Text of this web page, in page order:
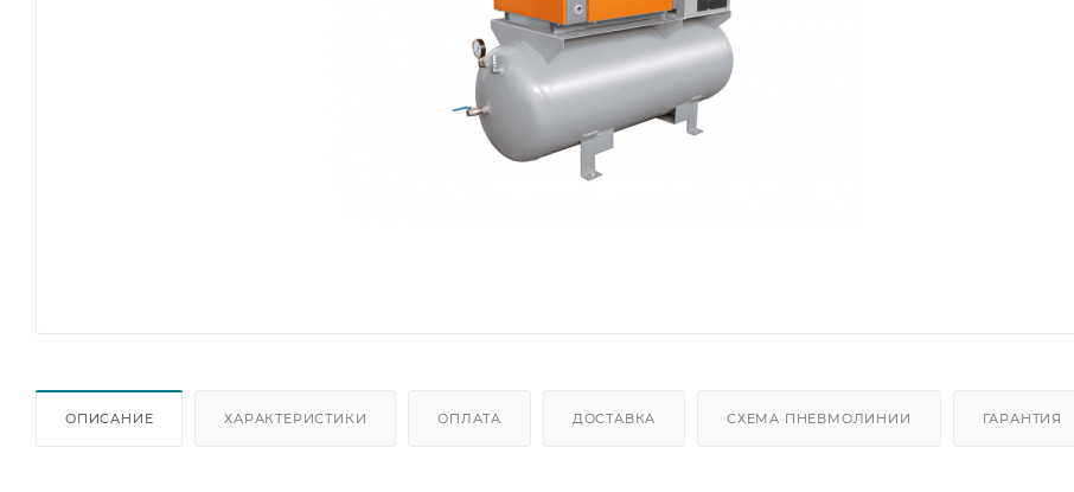
ОПИСАНИЕ ХАРАКТЕРИСТИКИ ОПЛАТА ДОСТАВКА СХЕМА ПНЕВМОЛИНИИ ГАРАНТИЯ